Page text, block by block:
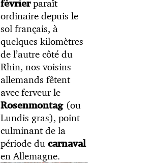
févrierparaît
ordinaire depuis le
sol français, à
quelques kilomètres
de l’autre côté du
Rhin, nos voisins
allemands fêtent
avec ferveur le
Rosenmontag (ou
Lundis gras), point
culminant de la
période du carnaval
en Allemagne.